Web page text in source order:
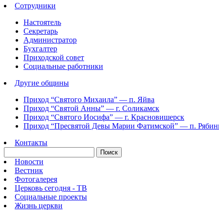
Сотрудники
Настоятель
Секретарь
Администратор
Бухгалтер
Приходской совет
Социальные работники
Другие общины
Приход “Святого Михаила” — п. Яйва
Приход “Святой Анны” — г. Соликамск
Приход “Святого Иосифа” — г. Красновишерск
Приход “Пресвятой Девы Марии Фатимской” — п.
Контакты
Новости
Вестник
Фотогалерея
Церковь сегодня - ТВ
Социальные проекты
Жизнь церкви